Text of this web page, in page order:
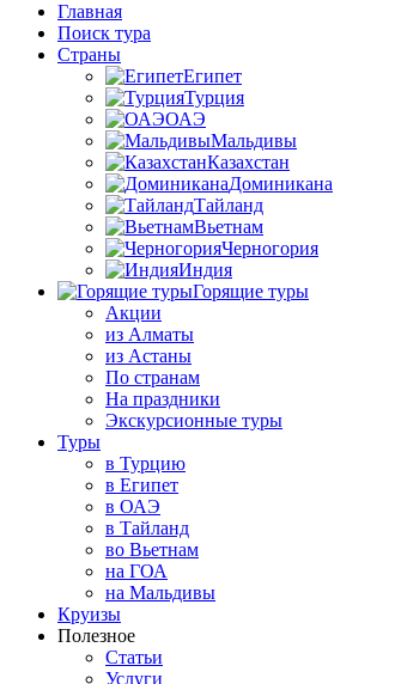
Главная
Поиск тура
Страны
Египет
Турция
ОАЭ
Мальдивы
Казахстан
Доминикана
Тайланд
Вьетнам
Черногория
Индия
Горящие туры
Акции
из Алматы
из Астаны
По странам
На праздники
Экскурсионные туры
Туры
в Турцию
в Египет
в ОАЭ
в Тайланд
во Вьетнам
на ГОА
на Мальдивы
Круизы
Полезное
Статьи
Услуги